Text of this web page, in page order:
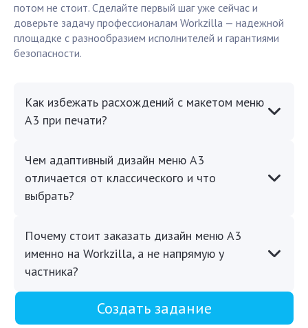
потом не стоит. Сделайте первый шаг уже сейчас и
доверьте задачу профессионалам Workzilla — надежной
площадке с разнообразием исполнителей и гарантиями
безопасности.
Как избежать расхождений с макетом меню
А3 при печати?
Чем адаптивный дизайн меню А3
отличается от классического и что
выбрать?
Почему стоит заказать дизайн меню А3
именно на Workzilla, а не напрямую у
частника?
Создать задание